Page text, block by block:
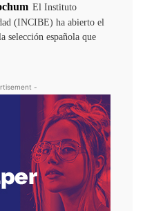
El Instituto
(INCIBE) ha abierto el
selección española que
-